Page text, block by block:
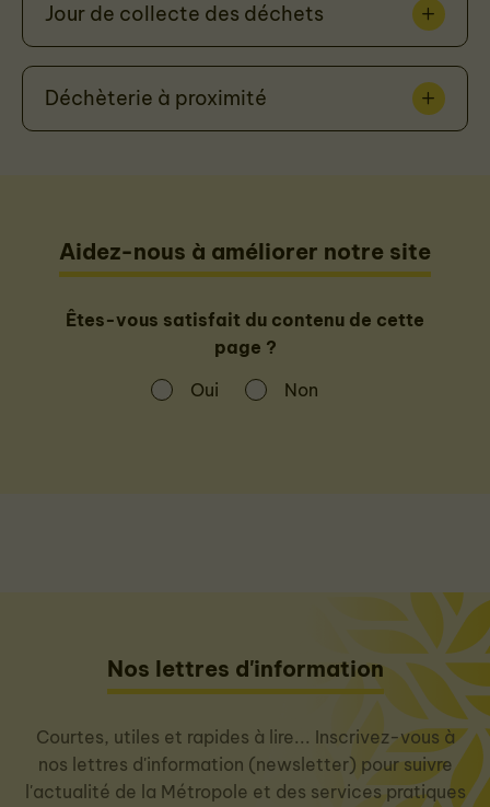
Jour de collecte des déchets
Déchèterie à proximité
Aidez-nous à améliorer notre site
Êtes-vous satisfait du contenu de cette
page ?
Oui
Non
Nos lettres d'information
Courtes, utiles et rapides à lire... Inscrivez-vous à
nos lettres d'information (newsletter) pour suivre
l'actualité de la Métropole et des services pratiques